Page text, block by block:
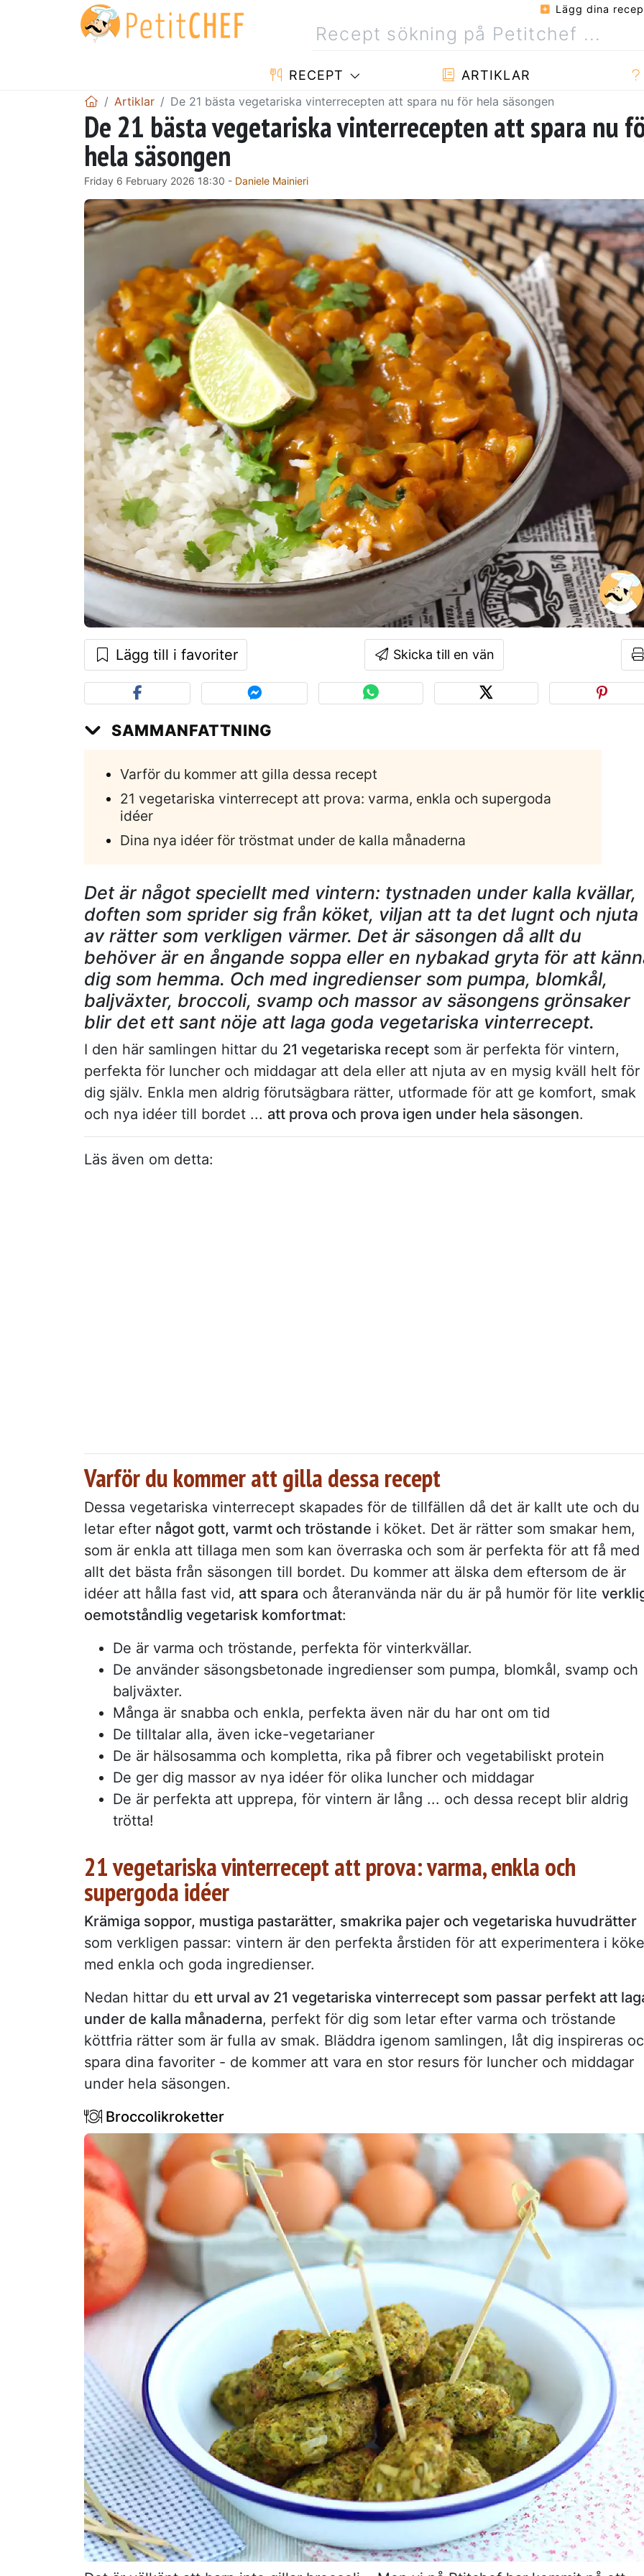
Lägg dina
RECEPT ARTIKLAR
Artiklar De 21 bästa vegetariska vinterrecepten att spara nu för hela säsongen
De 21 bästa vegetariska vinterrecepten att spara nu
hela säsongen
Friday 6 February 2026 18:30 - Daniele Mainieri
Lägg till i favoriter Skicka till en vän
SAMMANFATTNING
Varför du kommer att gilla dessa recept
21 vegetariska vinterrecept att prova: varma, enkla och supergoda
idéer
Dina nya idéer för tröstmat under de kalla månaderna
Det är något speciellt med vintern: tystnaden under kalla kvällar,
doften som sprider sig från köket, viljan att ta det lugnt och njuta
av rätter som verkligen värmer. Det är säsongen då allt du
behöver är en ångande soppa eller en nybakad gryta för att
dig som hemma. Och med ingredienser som pumpa, blomkål,
baljväxter, broccoli, svamp och massor av säsongens grönsaker
blir det ett sant nöje att laga goda vegetariska vinterrecept.
I den här samlingen hittar du 21 vegetariska recept som är perfekta för vintern,
perfekta för luncher och middagar att dela eller att njuta av en mysig kväll helt för
dig själv. Enkla men aldrig förutsägbara rätter, utformade för att ge komfort, smak
och nya idéer till bordet ... att prova och prova igen under hela säsongen.
Läs även om detta:
Varför du kommer att gilla dessa recept
Dessa vegetariska vinterrecept skapades för de tillfällen då det är kallt ute och du
letar efter något gott, varmt och tröstande i köket. Det är rätter som smakar hem,
som är enkla att tillaga men som kan överraska och som är perfekta för att få med
allt det bästa från säsongen till bordet. Du kommer att älska dem eftersom de är
idéer att hålla fast vid, att spara och återanvända när du är på humör för lite
oemotståndlig vegetarisk komfortmat:
De är varma och tröstande, perfekta för vinterkvällar.
De använder säsongsbetonade ingredienser som pumpa, blomkål, svamp och
baljväxter.
Många är snabba och enkla, perfekta även när du har ont om tid
De tilltalar alla, även icke-vegetarianer
De är hälsosamma och kompletta, rika på fibrer och vegetabiliskt protein
De ger dig massor av nya idéer för olika luncher och middagar
De är perfekta att upprepa, för vintern är lång ... och dessa recept blir aldrig
trötta!
21 vegetariska vinterrecept att prova: varma, enkla och
supergoda idéer
Krämiga soppor, mustiga pastarätter, smakrika pajer och vegetariska huvudrätter
som verkligen passar: vintern är den perfekta årstiden för att experimentera i
med enkla och goda ingredienser.
Nedan hittar du ett urval av 21 vegetariska vinterrecept som passar perfekt att
under de kalla månaderna, perfekt för dig som letar efter varma och tröstande
köttfria rätter som är fulla av smak. Bläddra igenom samlingen, låt dig inspireras
spara dina favoriter - de kommer att vara en stor resurs för luncher och middagar
under hela säsongen.
Broccolikroketter